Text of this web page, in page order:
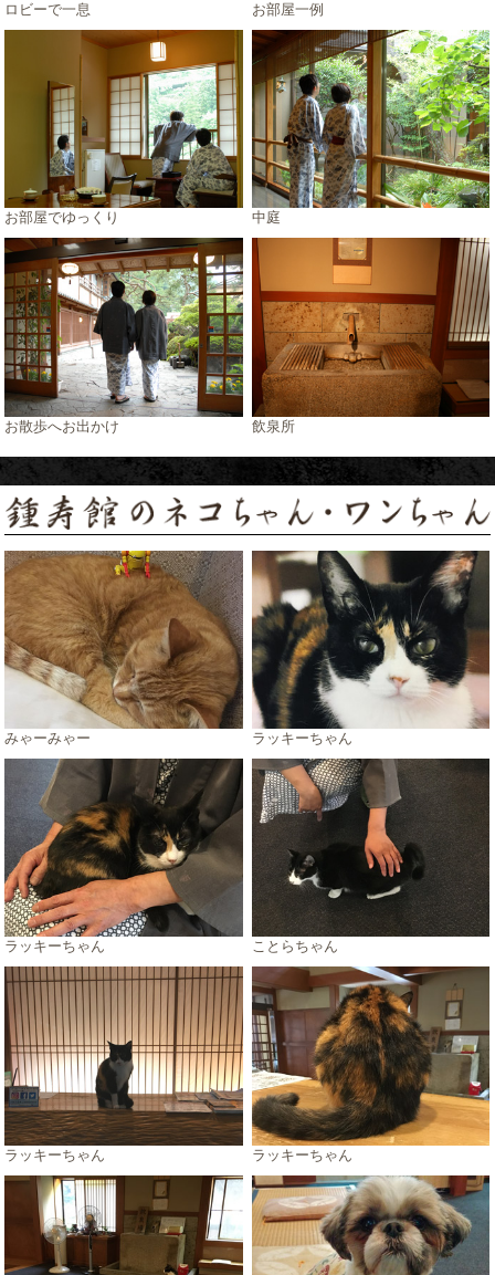
ロビーで一息 お部屋一例
お部屋でゆっくり 中庭
お散歩へお出かけ 飲泉所
みゃーみゃー ラッキーちゃん
ラッキーちゃん ことらちゃん
ラッキーちゃん ラッキーちゃん